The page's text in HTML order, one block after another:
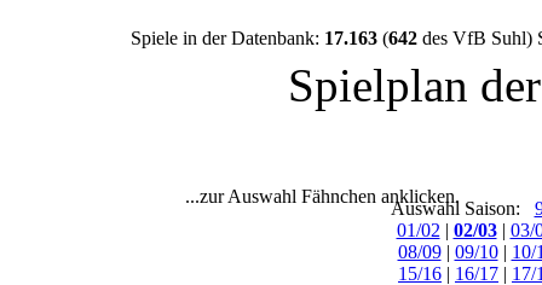
Spiele in der Datenbank: 17.163(642des VfB Suhl)
Spielplan
...zur Auswahl Fähnchen anklicken.
Auswahl Saison:
01/02 | 02/03| 03/
08/09| 09/10| 10/
15/16 | 16/17 | 17/